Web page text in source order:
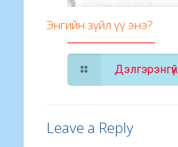
Энгийн зүйл үү энэ?
Дэлгэрэнгүй
Leave a Reply